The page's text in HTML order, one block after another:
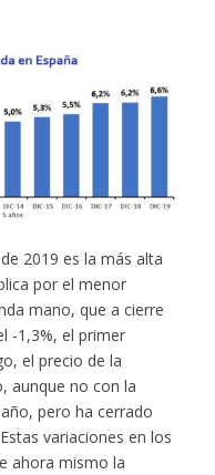
2019 es la más alta
por el menor
mano, que a cierre
-1,3%, el primer
el precio de la
aunque no con la
pero ha cerrado
variaciones en los
ahora mismo la